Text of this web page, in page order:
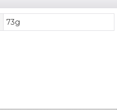
73g